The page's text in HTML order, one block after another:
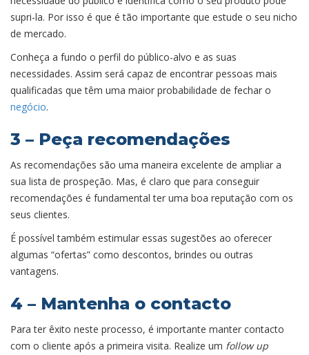
supri-la. Por isso é que é tão importante que estude o seu nicho
de mercado.
Conheça a fundo o perfil do público-alvo e as suas
necessidades. Assim será capaz de encontrar pessoas mais
qualificadas que têm uma maior probabilidade de fechar o
negócio.
3 – Peça recomendações
As recomendações são uma maneira excelente de ampliar a
sua lista de prospeção. Mas, é claro que para conseguir
recomendações é fundamental ter uma boa reputação com os
seus clientes.
É possível também estimular essas sugestões ao oferecer
algumas “ofertas” como descontos, brindes ou outras
vantagens.
4 – Mantenha o contacto
Para ter êxito neste processo, é importante manter contacto
com o cliente após a primeira visita. Realize um follow up